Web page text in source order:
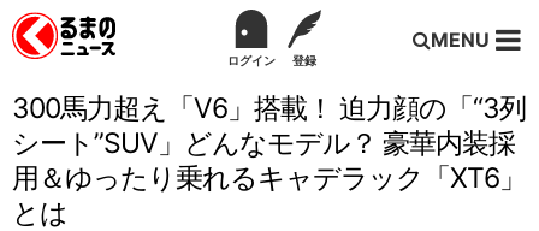
ログイン 登録
MENU
300馬力超え「V6」搭載！ 迫力顔の「“3列
シート”SUV」どんなモデル？ 豪華内装採
用＆ゆったり乗れるキャデラック「XT6」
とは